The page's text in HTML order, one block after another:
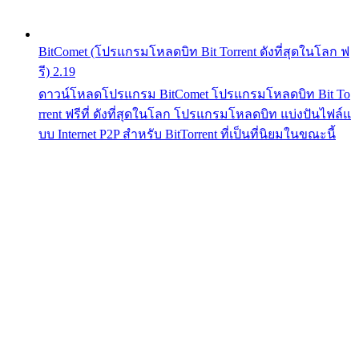
BitComet (โปรแกรมโหลดบิท Bit Torrent ดังที่สุดในโลก ฟ
รี) 2.19
ดาวน์โหลดโปรแกรม BitComet โปรแกรมโหลดบิท Bit To
rrent ฟรีที่ ดังที่สุดในโลก โปรแกรมโหลดบิท แบ่งปันไฟล์แ
บบ Internet P2P สำหรับ BitTorrent ที่เป็นที่นิยมในขณะนี้